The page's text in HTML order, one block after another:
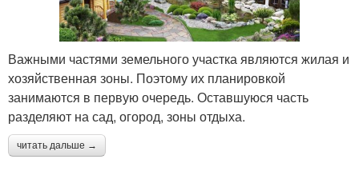
Важными частями земельного участка являются жилая и
хозяйственная зоны. Поэтому их планировкой
занимаются в первую очередь. Оставшуюся часть
разделяют на сад, огород, зоны отдыха.
читать дальше →